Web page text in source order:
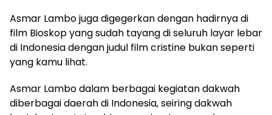
Asmar Lambo juga digegerkan dengan hadirnya di
film Bioskop yang sudah tayang di seluruh layar lebar
di Indonesia dengan judul film cristine bukan seperti
yang kamu lihat.
Asmar Lambo dalam berbagai kegiatan dakwah
diberbagai daerah di Indonesia, seiring dakwah